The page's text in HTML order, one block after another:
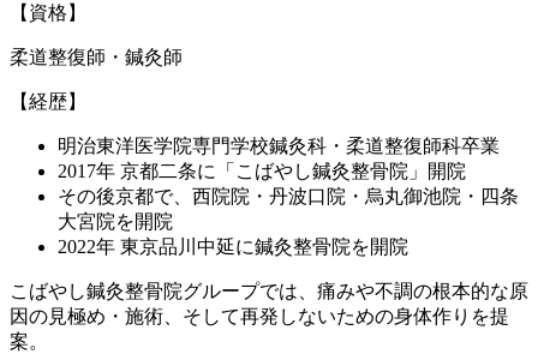
【資格】
柔道整復師・鍼灸師
【経歴】
明治東洋医学院専門学校鍼灸科・柔道整復師科卒業
2017年 京都二条に「こばやし鍼灸整骨院」開院
その後京都で、西院院・丹波口院・烏丸御池院・四条
大宮院を開院
2022年 東京品川中延に鍼灸整骨院を開院
こばやし鍼灸整骨院グループでは、痛みや不調の根本的な原
因の見極め・施術、そして再発しないための身体作りを提
案。